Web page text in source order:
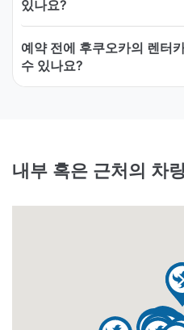
있나요?
예약 전에 후쿠오카의 렌터
수 있나요?
내부 혹은 근처의 차